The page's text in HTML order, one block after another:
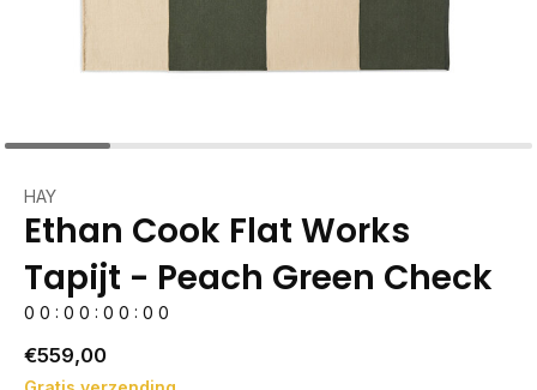
HAY
Ethan Cook Flat Works
Tapijt - Peach Green Check
0 0 : 0 0 : 0 0 : 0 0
€559,00